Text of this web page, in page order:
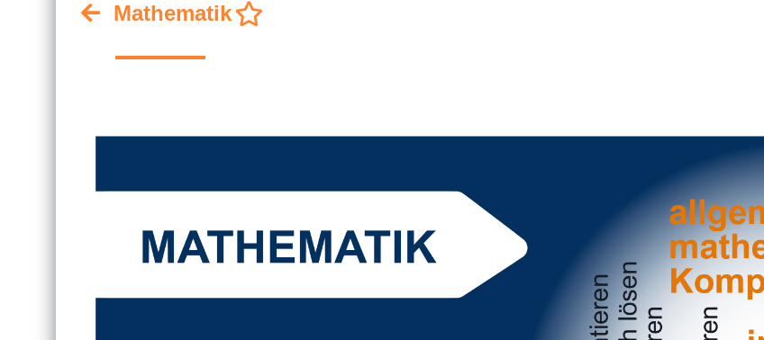
Mathematik